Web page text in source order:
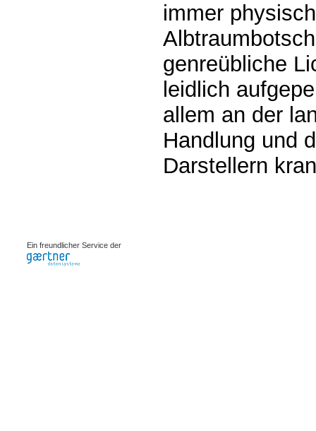
immer
genreübliche
leidlich
allem an der
Handlung und
Darstellern
Ein freundlicher Service der